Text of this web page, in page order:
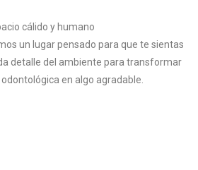
cálido y humano
un lugar pensado para que te sientas
detalle del ambiente para transformar
en algo agradable.